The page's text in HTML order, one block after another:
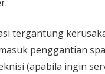
tergantung
penggantian
(apabila ingin